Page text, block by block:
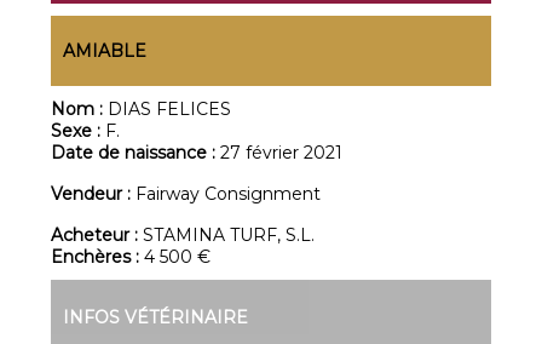
AMIABLE
Nom : DIAS FELICES
Sexe : F.
Date de naissance :27 février 2021
Vendeur : Fairway Consignment
Acheteur :STAMINA TURF, S.L.
Enchères :4 500 €
INFOS VÉTÉRINAIRE